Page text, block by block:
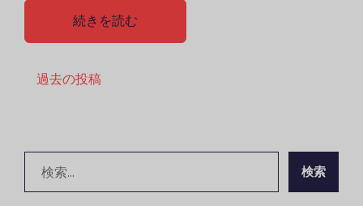
続きを読む
投
ナ
ビ
過去の投稿
索: